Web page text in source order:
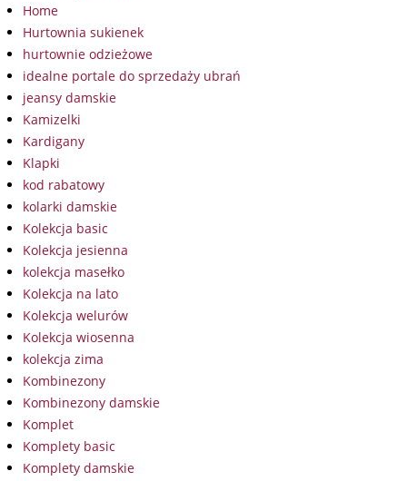
Home
Hurtownia sukienek
hurtownie odzieżowe
idealne portale do sprzedaży ubrań
jeansy damskie
Kamizelki
Kardigany
Klapki
kod rabatowy
kolarki damskie
Kolekcja basic
Kolekcja jesienna
kolekcja masełko
Kolekcja na lato
Kolekcja welurów
Kolekcja wiosenna
kolekcja zima
Kombinezony
Kombinezony damskie
Komplet
Komplety basic
Komplety damskie